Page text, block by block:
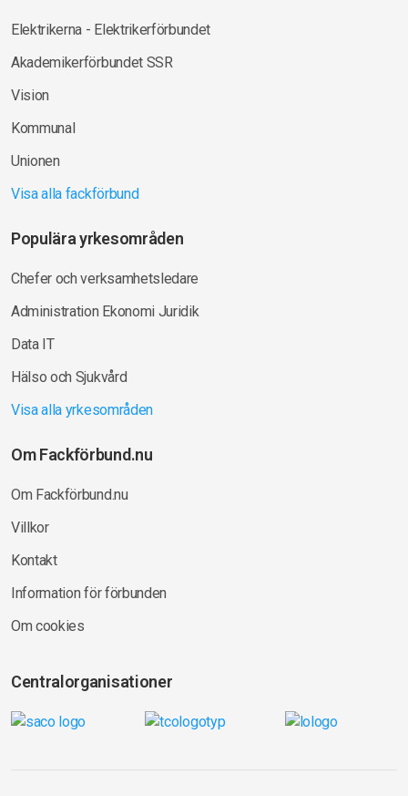
Elektrikerna - Elektrikerförbundet
Akademikerförbundet SSR
Vision
Kommunal
Unionen
Visa alla fackförbund
Populära yrkesområden
Chefer och verksamhetsledare
Administration Ekonomi Juridik
Data IT
Hälso och Sjukvård
Visa alla yrkesområden
Om Fackförbund.nu
Om Fackförbund.nu
Villkor
Kontakt
Information för förbunden
Om cookies
Centralorganisationer